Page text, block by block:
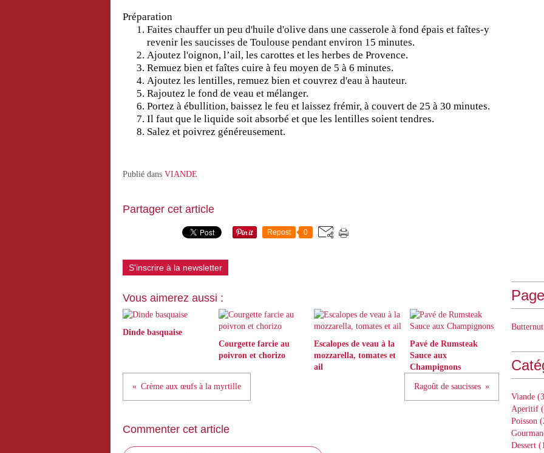
Préparation
Faites chauffer un peu d'huile d'olive dans une casserole à fond épais et faîtes-y
revenir les saucisses de Toulouse pendant environ 15 minutes.
Ajoutez l'oignon, l’ail, les carottes et les herbes de Provence.
Remuez bien et faîtes cuire à feu moyen de 5 à 6 minutes.
Ajoutez les lentilles, remuez bien et couvrez d'eau à hauteur.
Rajoutez le fond de veau et mélanger.
Portez à ébullition, baissez le feu et laissez frémir, à couvert de 25 à 30 minutes.
Il faut que le liquide soit absorbé et que les lentilles soient tendres.
Salez et poivrez généreusement.
Publié dans VIANDE
Partager cet article
Repost 0
S'inscrire à la newsletter
Vous aimerez aussi :
Dinde basquaise
Courgette farcie au
poivron et chorizo
Escalopes de veau à la
mozzarella, tomates et
ail
Pavé de Rumsteak
Sauce aux
Champignons
Crème aux œufs à la myrtille Ragoût de saucisses
Commenter cet article
Viande
Aperitif
Poisson
Dessert